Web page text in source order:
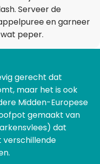
Serveer de
en garneer
peper.
gerecht dat
maar het is ook
Midden-Europese
gemaakt van
dat